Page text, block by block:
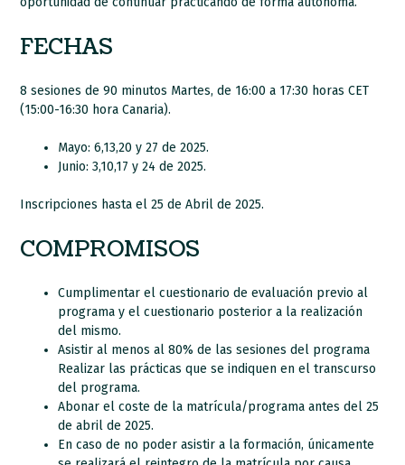
FECHAS
8 sesiones de 90 minutos Martes, de 16:00 a 17:30 horas CET
(15:00-16:30 hora Canaria).
Mayo: 6,13,20 y 27 de 2025.
Junio: 3,10,17 y 24 de 2025.
Inscripciones hasta el 25 de Abril de 2025.
COMPROMISOS
Cumplimentar el cuestionario de evaluación previo al
programa y el cuestionario posterior a la realización
del mismo.
Asistir al menos al 80% de las sesiones del programa
Realizar las prácticas que se indiquen en el transcurso
del programa.
Abonar el coste de la matrícula/programa antes del 25
de abril de 2025.
En caso de no poder asistir a la formación, únicamente